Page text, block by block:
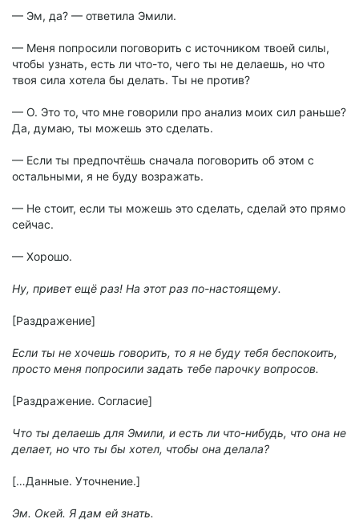
— Эм, да? — ответила Эмили.
— Меня попросили поговорить с источником твоей силы,
чтобы узнать, есть ли что-то, чего ты не делаешь, но что
твоя сила хотела бы делать. Ты не против?
— О. Это то, что мне говорили про анализ моих сил раньше?
Да, думаю, ты можешь это сделать.
— Если ты предпочтёшь сначала поговорить об этом с
остальными, я не буду возражать.
— Не стоит, если ты можешь это сделать, сделай это прямо
сейчас.
— Хорошо.
Ну, привет ещё раз! На этот раз по-настоящему.
[Раздражение]
Если ты не хочешь говорить, то я не буду тебя беспокоить,
просто меня попросили задать тебе парочку вопросов.
[Раздражение. Согласие]
Что ты делаешь для Эмили, и есть ли что-нибудь, что она не
делает, но что ты бы хотел, чтобы она делала?
[…Данные. Уточнение.]
Эм. Окей. Я дам ей знать.